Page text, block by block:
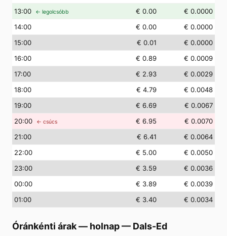
13:00 ← legolcsóbb € 0.00
€ 0.0000
14:00 € 0.00
€ 0.0000
15:00 € 0.01
€ 0.0000
16:00 € 0.89
€ 0.0009
17:00 € 2.93
€ 0.0029
18:00 € 4.79
€ 0.0048
19:00 € 6.69
€ 0.0067
20:00 ← csúcs € 6.95
€ 0.0070
21:00 € 6.41
€ 0.0064
22:00 € 5.00
€ 0.0050
23:00 € 3.59
€ 0.0036
00:00 € 3.89
€ 0.0039
01:00 € 3.40 € 0.0034
Óránkénti árak — holnap— Dals-Ed